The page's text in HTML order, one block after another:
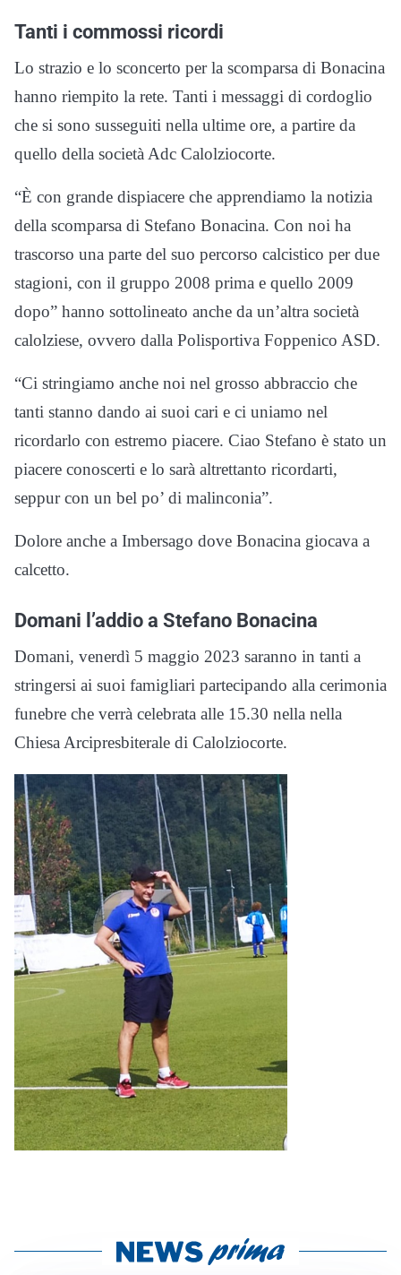
Tanti i commossi ricordi
Lo strazio e lo sconcerto per la scomparsa di Bonacina
hanno riempito la rete. Tanti i messaggi di cordoglio
che si sono susseguiti nella ultime ore, a partire da
quello della società Adc Calolziocorte.
“È con grande dispiacere che apprendiamo la notizia
della scomparsa di Stefano Bonacina. Con noi ha
trascorso una parte del suo percorso calcistico per due
stagioni, con il gruppo 2008 prima e quello 2009
dopo” hanno sottolineato anche da un’altra società
calolziese, ovvero dalla Polisportiva Foppenico ASD.
“Ci stringiamo anche noi nel grosso abbraccio che
tanti stanno dando ai suoi cari e ci uniamo nel
ricordarlo con estremo piacere. Ciao Stefano è stato un
piacere conoscerti e lo sarà altrettanto ricordarti,
seppur con un bel po’ di malinconia”.
Dolore anche a Imbersago dove Bonacina giocava a
calcetto.
Domani l’addio a Stefano Bonacina
Domani, venerdì 5 maggio 2023 saranno in tanti a
stringersi ai suoi famigliari partecipando alla cerimonia
funebre che verrà celebrata alle 15.30 nella nella
Chiesa Arcipresbiterale di Calolziocorte.